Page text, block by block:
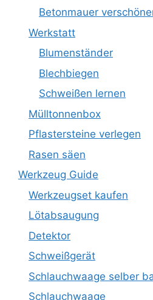
Betonmauer
Werkstatt
Blumenständer
Blechbiegen
Schweißen lernen
Mülltonnenbox
Pflastersteine verlegen
Rasen säen
Werkzeug Guide
Werkzeugset kaufen
Lötabsaugung
Detektor
Schweißgerät
Schlauchwaage selber
Schlauchwaage